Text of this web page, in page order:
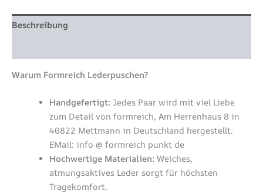
Beschreibung
Warum Formreich Lederpuschen?
Handgefertigt: Jedes Paar wird mit viel Liebe
zum Detail von formreich, Am Herrenhaus 8 in
40822 Mettmann in Deutschland hergestellt.
EMail: info @ formreich punkt de
Hochwertige Materialien: Weiches,
atmungsaktives Leder sorgt für höchsten
Tragekomfort.